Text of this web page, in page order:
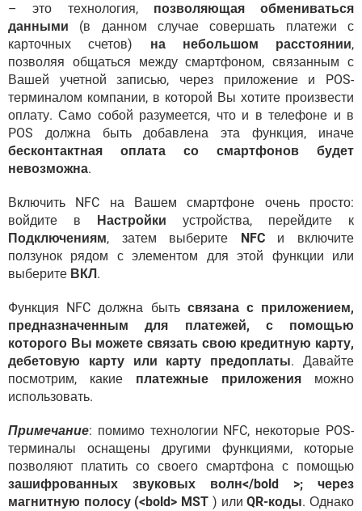
– это технология, позволяющая обмениваться
данными (в данном случае совершать платежи с
карточных счетов) на небольшом расстоянии,
позволяя общаться между смартфоном, связанным с
Вашей учетной записью, через приложение и POS-
терминалом компании, в которой Вы хотите произвести
оплату. Само собой разумеется, что и в телефоне и в
POS должна быть добавлена эта функция, иначе
бесконтактная оплата со смартфонов будет
невозможна.
Включить NFC на Вашем смартфоне очень просто:
войдите в Настройки устройства, перейдите к
Подключениям, затем выберите NFCи включите
ползунок рядом с элементом для этой функции или
выберите ВКЛ.
Функция NFC должна быть связана с приложением,
предназначенным для платежей, с помощью
которого Вы можете связать свою кредитную карту,
дебетовую карту или карту предоплаты. Давайте
посмотрим, какие платежные приложения можно
использовать.
Примечание: помимо технологии NFC, некоторые POS-
терминалы оснащены другими функциями, которые
позволяют платить со своего смартфона с помощью
зашифрованных звуковых волн</bold >; через
магнитную полосу (<bold> MST ) илиQR-коды. Однако